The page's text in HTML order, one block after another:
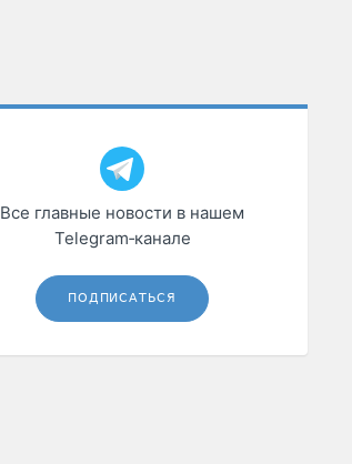
Все главные новости в нашем
Telegram‑канале
ПОДПИСАТЬСЯ